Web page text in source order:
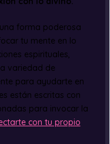
forma poderosa
tu mente en lo
espirituales,
variedad de
para ayudarte en
están escritas con
para invocar la
con tu propio